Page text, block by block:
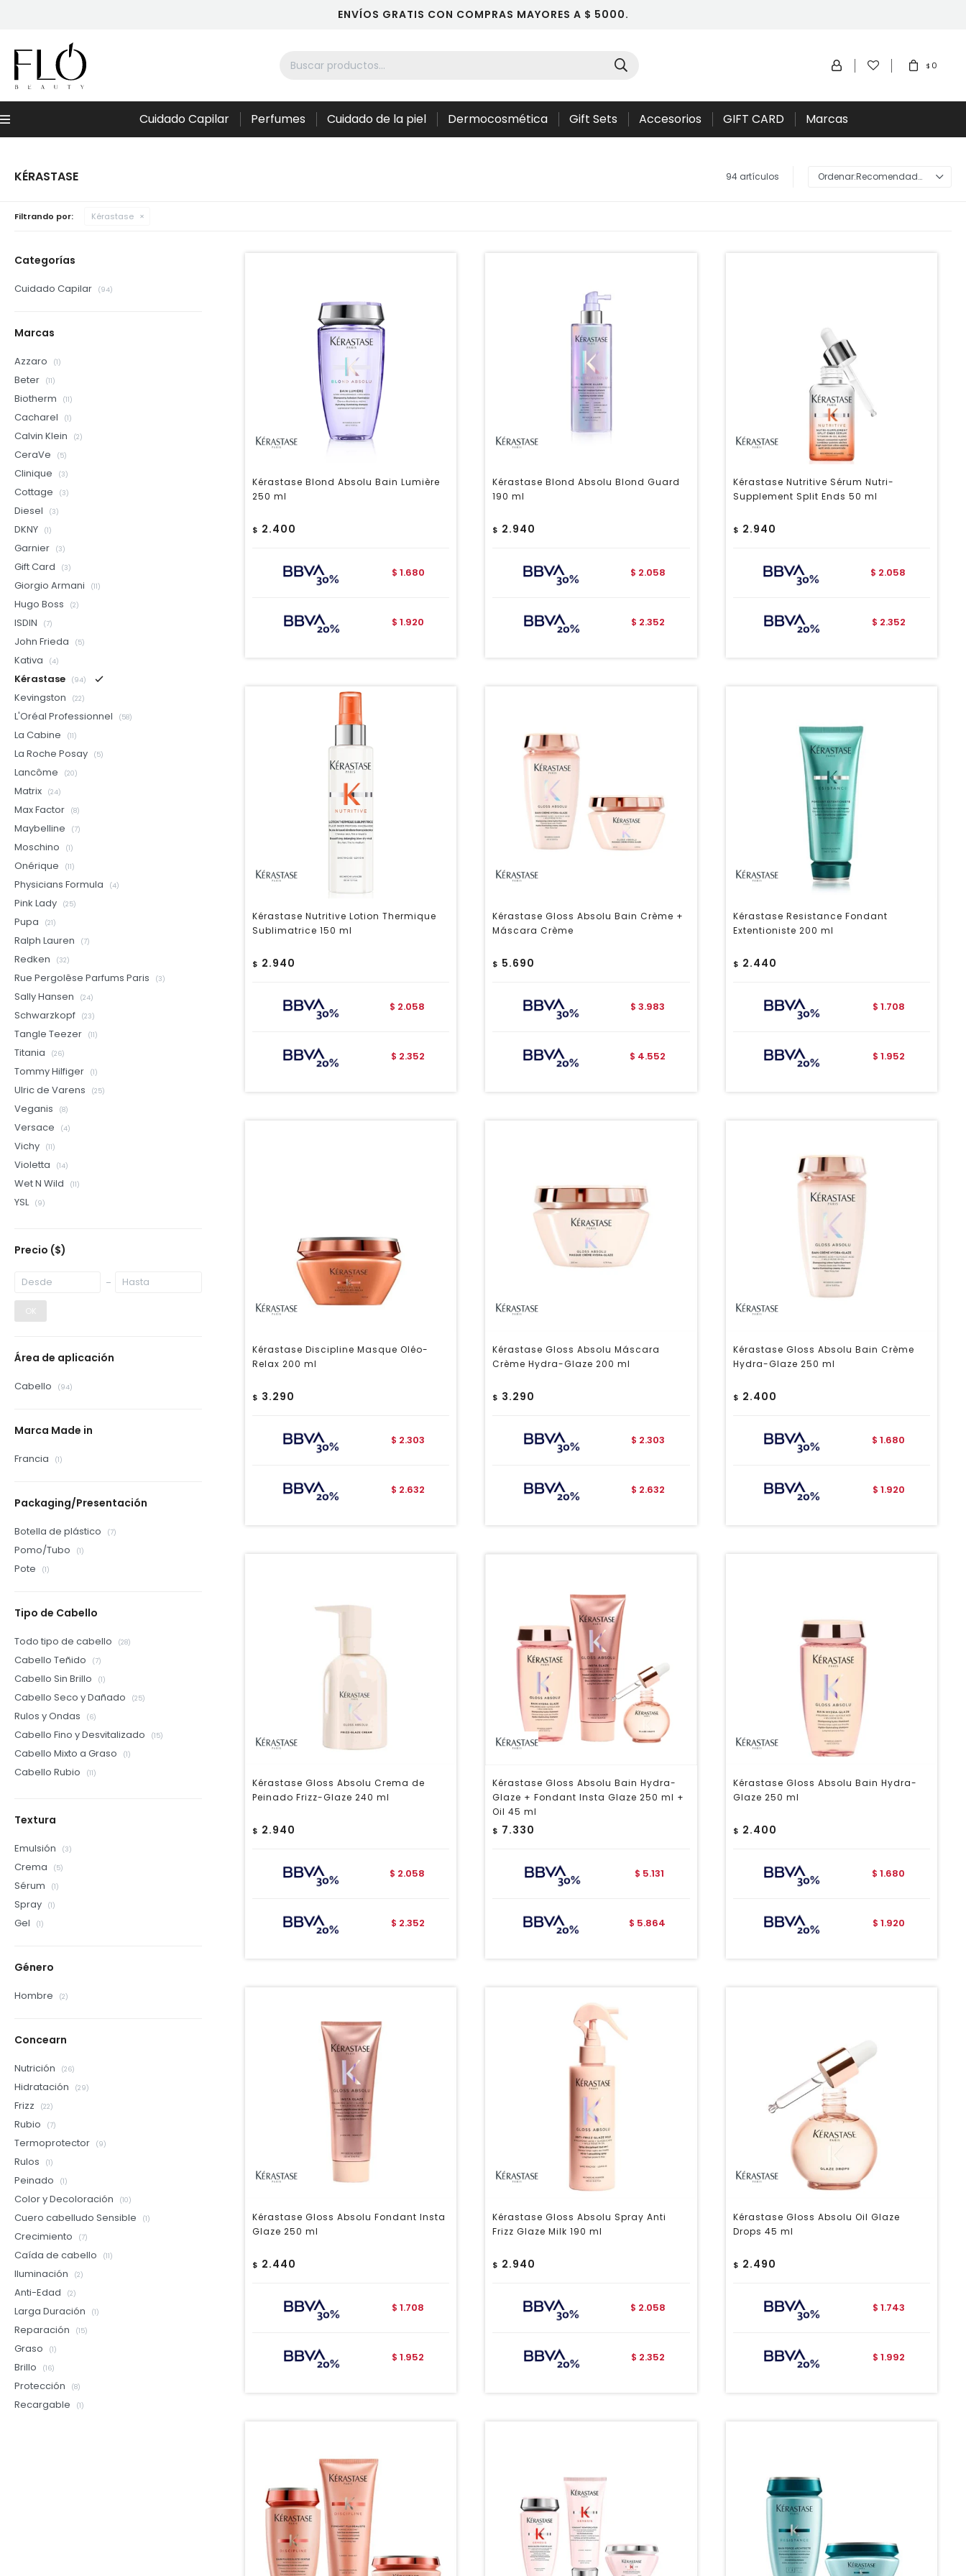
ENVÍOS GRATIS CON COMPRAS MAYORES A $ 5000.
Menú Cuidado Capilar Perfumes Cuidado de la piel Dermocosmética Gift Sets Accesorios GIFT CARD Marcas
$ 0
KÉRASTASE 94 artículos Recomendados
Filtrando por: Kérastase
Kérastase Blond Absolu Bain Lumière
250 ml
$ 2.400
$ 1.680
$ 1.920
Kérastase Blond Absolu Blond Guard
190 ml
$ 2.940
$ 2.058
$ 2.352
Kérastase Nutritive Sérum Nutri-
Supplement Split Ends 50 ml
$ 2.940
$ 2.058
$ 2.352
Kérastase Nutritive Lotion Thermique
Sublimatrice 150 ml
$ 2.940
$ 2.058
$ 2.352
Kérastase Gloss Absolu Bain Crème +
Máscara Crème
$ 5.690
$ 3.983
$ 4.552
Kérastase Resistance Fondant
Extentioniste 200 ml
$ 2.440
$ 1.708
$ 1.952
Kérastase Discipline Masque Oléo-
Relax 200 ml
$ 3.290
$ 2.303
$ 2.632
Kérastase Gloss Absolu Máscara
Crème Hydra-Glaze 200 ml
$ 3.290
$ 2.303
$ 2.632
Kérastase Gloss Absolu Bain Crème
Hydra-Glaze 250 ml
$ 2.400
$ 1.680
$ 1.920
Kérastase Gloss Absolu Crema de
Peinado Frizz-Glaze 240 ml
$ 2.940
$ 2.058
$ 2.352
Kérastase Gloss Absolu Bain Hydra-
Glaze + Fondant Insta Glaze 250 ml +
Oil 45 ml
$ 7.330
$ 5.131
$ 5.864
Kérastase Gloss Absolu Bain Hydra-
Glaze 250 ml
$ 2.400
$ 1.680
$ 1.920
Kérastase Gloss Absolu Fondant Insta
Glaze 250 ml
$ 2.440
$ 1.708
$ 1.952
Kérastase Gloss Absolu Spray Anti
Frizz Glaze Milk 190 ml
$ 2.940
$ 2.058
$ 2.352
Kérastase Gloss Absolu Oil Glaze
Drops 45 ml
$ 2.490
$ 1.743
$ 1.992
Categorías
Cuidado Capilar (94)
Marcas
Azzaro (1)
Beter (11)
Biotherm (11)
Cacharel (1)
Calvin Klein (2)
CeraVe (5)
Clinique (3)
Cottage (3)
Diesel (3)
DKNY (1)
Garnier (3)
Gift Card (3)
Giorgio Armani (11)
Hugo Boss (2)
ISDIN (7)
John Frieda (5)
Kativa (4)
Kérastase (94)
Kevingston (22)
L'Oréal Professionnel (58)
La Cabine (11)
La Roche Posay (5)
Lancôme (20)
Matrix (24)
Max Factor (8)
Maybelline (7)
Moschino (1)
Onérique (11)
Physicians Formula (4)
Pink Lady (25)
Pupa (21)
Ralph Lauren (7)
Redken (32)
Rue Pergolêse Parfums Paris (3)
Sally Hansen (24)
Schwarzkopf (23)
Tangle Teezer (11)
Titania (26)
Tommy Hilfiger (1)
Ulric de Varens (25)
Veganis (8)
Versace (4)
Vichy (11)
Violetta (14)
Wet N Wild (11)
YSL (9)
Precio ($)
OK
Área de aplicación
Cabello (94)
Marca Made in
Francia (1)
Packaging/Presentación
Botella de plástico (7)
Pomo/Tubo (1)
Pote (1)
Tipo de Cabello
Todo tipo de cabello (28)
Cabello Teñido (7)
Cabello Sin Brillo (1)
Cabello Seco y Dañado (25)
Rulos y Ondas (6)
Cabello Fino y Desvitalizado (15)
Cabello Mixto a Graso (1)
Cabello Rubio (11)
Textura
Emulsión (3)
Crema (5)
Sérum (1)
Spray (1)
Gel (1)
Género
Hombre (2)
Concearn
Nutrición (26)
Hidratación (29)
Frizz (22)
Rubio (7)
Termoprotector (9)
Rulos (1)
Peinado (1)
Color y Decoloración (10)
Cuero cabelludo Sensible (1)
Crecimiento (7)
Caída de cabello (11)
Iluminación (2)
Anti-Edad (2)
Larga Duración (1)
Reparación (15)
Graso (1)
Brillo (16)
Protección (8)
Recargable (1)